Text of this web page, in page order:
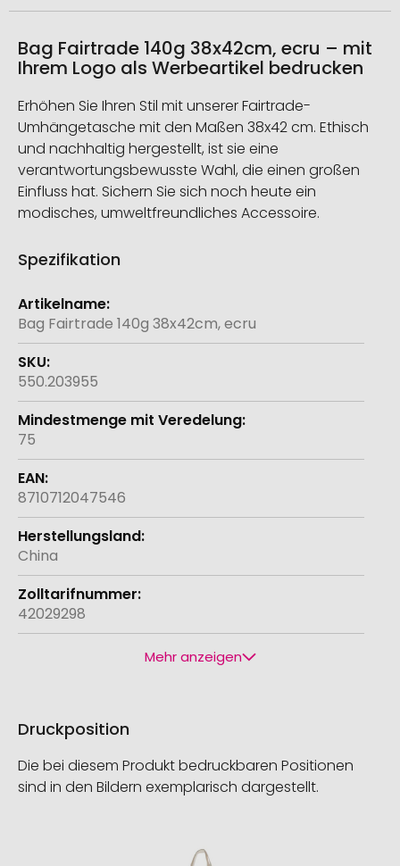
Bag Fairtrade 140g 38x42cm, ecru – mit
Ihrem Logo als Werbeartikel bedrucken
Erhöhen Sie Ihren Stil mit unserer Fairtrade-
Umhängetasche mit den Maßen 38x42 cm. Ethisch
und nachhaltig hergestellt, ist sie eine
verantwortungsbewusste Wahl, die einen großen
Einfluss hat. Sichern Sie sich noch heute ein
modisches, umweltfreundliches Accessoire.
Spezifikation
Weitere
Informationen
Bag Fairtrade 140g 38x42cm, ecru
550.203955
75
8710712047546
China
42029298
Mehr anzeigen
Druckposition
Die bei diesem Produkt bedruckbaren Positionen
sind in den Bildern exemplarisch dargestellt.